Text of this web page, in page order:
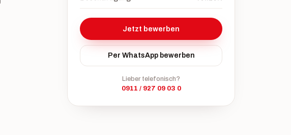
Jetzt bewerben
Per WhatsApp bewerben
Lieber telefonisch?
0911 / 927 09 03 0